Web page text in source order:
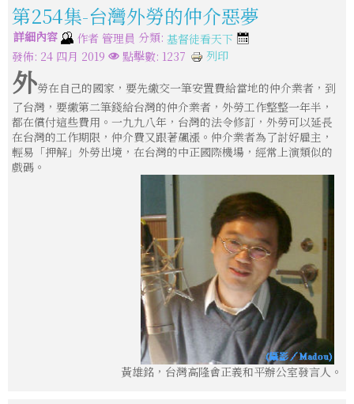
第254集-台灣外勞的仲介惡夢
詳細內容 作者 管理員 分類: 基督徒看天下
發佈: 24 四月 2019
點擊數: 1237 列印
外勞在自己的國家，要先繳交一筆安置費給當地的仲介業者，到
了台灣，要繳第二筆錢給台灣的仲介業者，外勞工作整整一年半，
都在償付這些費用。一九九八年，台灣的法令修訂，外勞可以延長
在台灣的工作期限，仲介費又跟著飆漲。仲介業者為了討好雇主，
輕易「押解」外勞出境，在台灣的中正國際機場，經常上演類似的
戲碼。
黃雄銘，台灣高隆會正義和平辦公室發言人。